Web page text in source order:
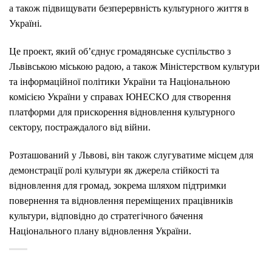
а також підвищувати безперервність культурного життя в
Україні.
Це проект, який об’єднує громадянське суспільство з
Львівською міською радою, а також Міністерством культури
та інформаційної політики України та Національною
комісією України у справах ЮНЕСКО для створення
платформи для прискорення відновлення культурного
сектору, постраждалого від війни.
Розташований у Львові, він також слугуватиме місцем для
демонстрації ролі культури як джерела стійкості та
відновлення для громад, зокрема шляхом підтримки
повернення та відновлення переміщених працівників
культури, відповідно до стратегічного бачення
Національного плану відновлення України.